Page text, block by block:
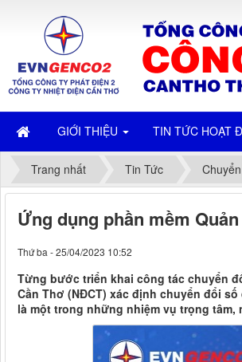
GIỚI THIỆU TIN TỨC HOẠT
Trang nhất Tin Tức
Ứng dụng phần mềm
Thứ ba - 25/04/2023 10:52
Từng bước triển khai công tác chuyển
Cần Thơ (NĐCT) xác định chuyển đổi
là một trong những nhiệm vụ trọng